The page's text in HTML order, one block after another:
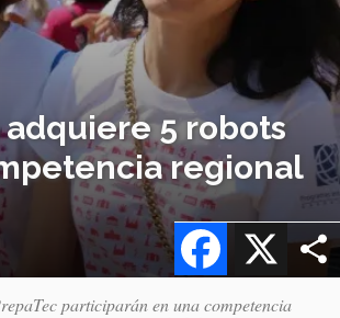
adquiere 5 robots
regional
X
Facebook
participarán en una competencia